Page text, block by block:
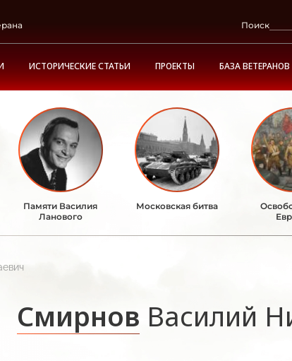
Поиск
ИСТОРИЧЕСКИЕ СТАТЬИ ПРОЕКТЫ БАЗА ВЕТЕРАНОВ
Памяти Василия
Ланового
Московская битва
Смирнов Василий